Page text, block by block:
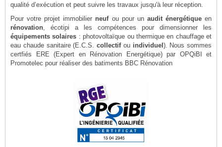
qualité d’exécution et peut suivre les travaux jusqu'à leur réception.
Pour votre projet immobilier neufou pour un audit énergétiqueen
rénovation, écotipi a les compétences pour dimensionner les
équipements solaires : photovoltaïque ou thermique en chauffage et
eau chaude sanitaire (E.C.S. collectifou individuel ). Nous sommes
certfiés ERE (Expert en Rénovation Energétique) par OPQiBI et
Promotelec pour réaliser des batiments BBC Rénovation